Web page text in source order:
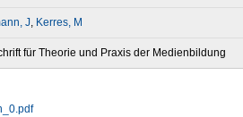
J, Kerres, M
für Theorie und Praxis der Medienbildung